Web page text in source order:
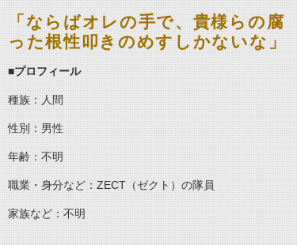
「ならばオレの手で、貴様らの腐
った根性叩きのめすしかないな」
■プロフィール
種族：人間
性別：男性
年齢：不明
職業・身分など：ZECT（ゼクト）の隊員
家族など：不明